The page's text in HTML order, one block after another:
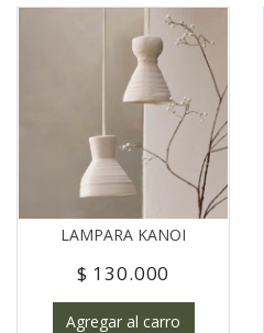
LAMPARA KANOI
$ 130.000
Agregar al carro